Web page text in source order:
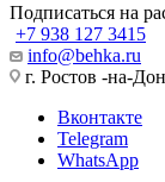
Подписаться на
+7 938 127 3415
info@behka.ru
г. Ростов -на-
Вконтакте
Telegram
WhatsApp